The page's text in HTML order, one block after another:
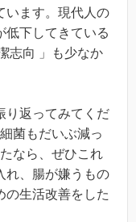
います。現代人の
低下してきている
志向 」も少なか
り返ってみてくだ
菌もだいぶ減っ
なら、ぜひこれ
れ、腸が嫌うもの
の生活改善をした